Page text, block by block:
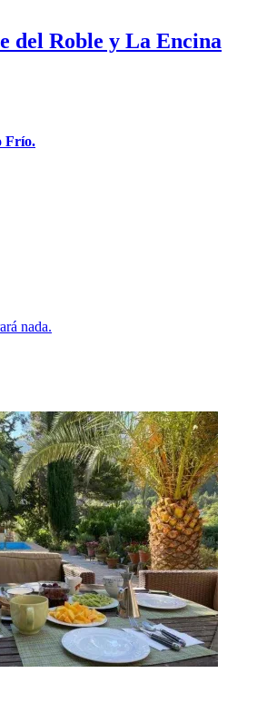
del Roble y La Encina
Frío.
nada.